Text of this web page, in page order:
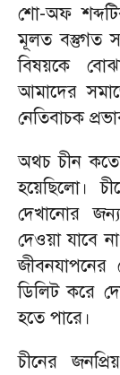
শো-অফ
মূলত বস্তুগত
বিষয়কে
আমাদের
নেতিবাচক
অথচ চীন
হয়েছিলো।
দেখানোর
দেওয়া যাবে
ডিলিট করে
হতে পারে।
চীনের